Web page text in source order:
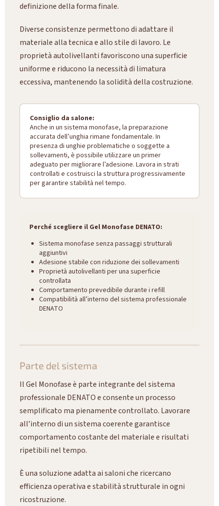
definizione della forma finale.
Diverse consistenze permettono di adattare il
materiale alla tecnica e allo stile di lavoro. Le
proprietà autolivellanti favoriscono una superficie
uniforme e riducono la necessità di limatura
eccessiva, mantenendo la solidità della costruzione.
Consiglio da salone:
Anche in un sistema monofase, la preparazione
accurata dell’unghia rimane fondamentale. In
presenza di unghie problematiche o soggette a
sollevamenti, è possibile utilizzare un primer
adeguato per migliorare l’adesione. Lavora in strati
controllati e costruisci la struttura progressivamente
per garantire stabilità nel tempo.
Perché scegliere il Gel Monofase DENATO:
Sistema monofase senza passaggi strutturali
aggiuntivi
Adesione stabile con riduzione dei sollevamenti
Proprietà autolivellanti per una superficie
controllata
Comportamento prevedibile durante i refill
Compatibilità all’interno del sistema professionale
DENATO
Parte del sistema
Il Gel Monofase è parte integrante del sistema
professionale DENATO e consente un processo
semplificato ma pienamente controllato. Lavorare
all’interno di un sistema coerente garantisce
comportamento costante del materiale e risultati
ripetibili nel tempo.
È una soluzione adatta ai saloni che ricercano
efficienza operativa e stabilità strutturale in ogni
ricostruzione.